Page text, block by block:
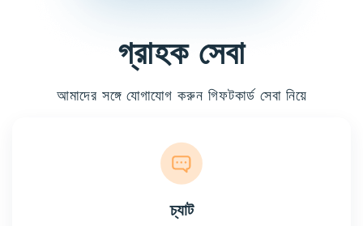
গ্রাহক সেবা
আমাদের সঙ্গে যোগাযোগ করুন গিফটকার্ড সেবা নিয়ে
চ্যাট